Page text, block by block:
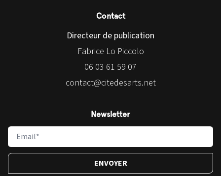
Contact
Directeur de publication
Fabrice Lo Piccolo
06 03 61 59 07
contact@citedesarts.net
Newsletter